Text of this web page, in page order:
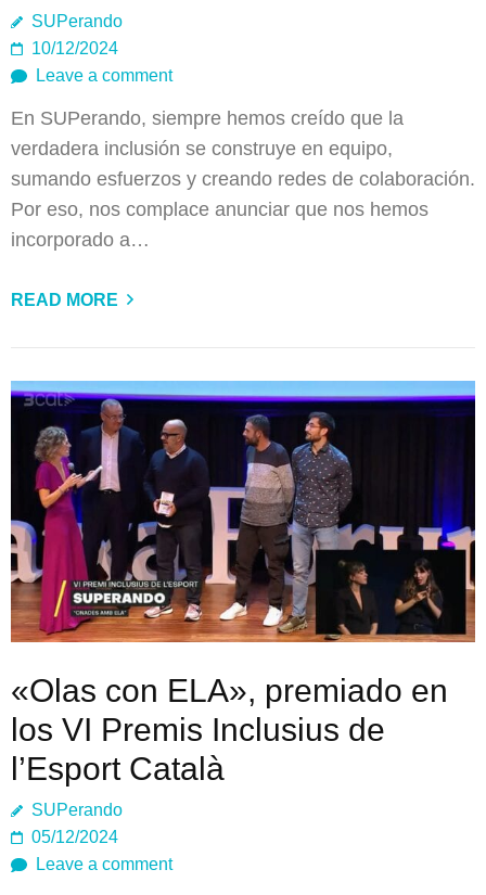
SUPerando
10/12/2024
Leave a comment
En SUPerando, siempre hemos creído que la
verdadera inclusión se construye en equipo,
sumando esfuerzos y creando redes de colaboración.
Por eso, nos complace anunciar que nos hemos
incorporado a…
READ MORE
«Olas con ELA», premiado en
los VI Premis Inclusius de
l’Esport Català
SUPerando
05/12/2024
Leave a comment